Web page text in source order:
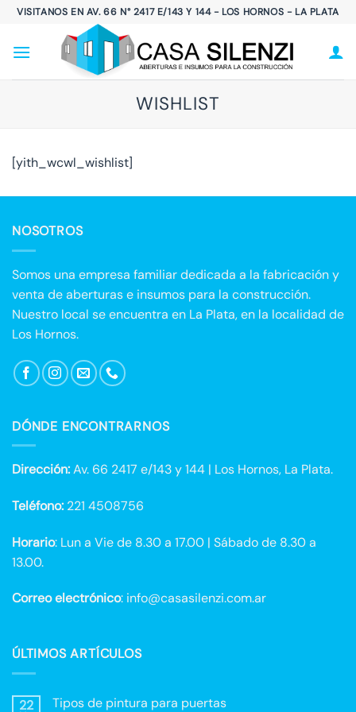
Saltar
contenido
VISITANOS EN AV. 66 N° 2417 E/143 Y 144 - LOS HORNOS - LA PLATA
WISHLIST
[yith_wcwl_wishlist]
NOSOTROS
Somos una empresa familiar dedicada a la fabricación y
venta de aberturas e insumos para la construcción.
Nuestro local se encuentra en La Plata, en la localidad de
Los Hornos.
DÓNDE ENCONTRARNOS
Dirección:Av. 66 2417 e/143 y 144 | Los Hornos, La Plata.
Teléfono: 221 4508756
Horario: Lun a Vie de 8.30 a 17.00 | Sábado de 8.30 a
13.00.
Correo electrónico: info@casasilenzi.com.ar
ÚLTIMOS ARTÍCULOS
22 Tipos de pintura para puertas